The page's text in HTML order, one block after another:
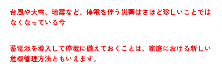
台風や大雪、地震など、停電を伴う災害はさほど珍しいことでは
なくなっている今
蓄電池を導入して停電に備えておくことは、家庭における新しい
危機管理方法ともいえます。